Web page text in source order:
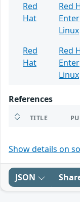
Red
Hat
Red
Linux
Red
Hat
Red
Linux
References
TITLE
Show details on
JSON